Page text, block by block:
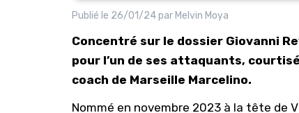
Publié le 26/01/24par Melvin Moya
Concentré sur le dossier Giovanni
pour l’un de ses attaquants,
coach de Marseille Marcelino.
Nommé en novembre 2023 à la tête de